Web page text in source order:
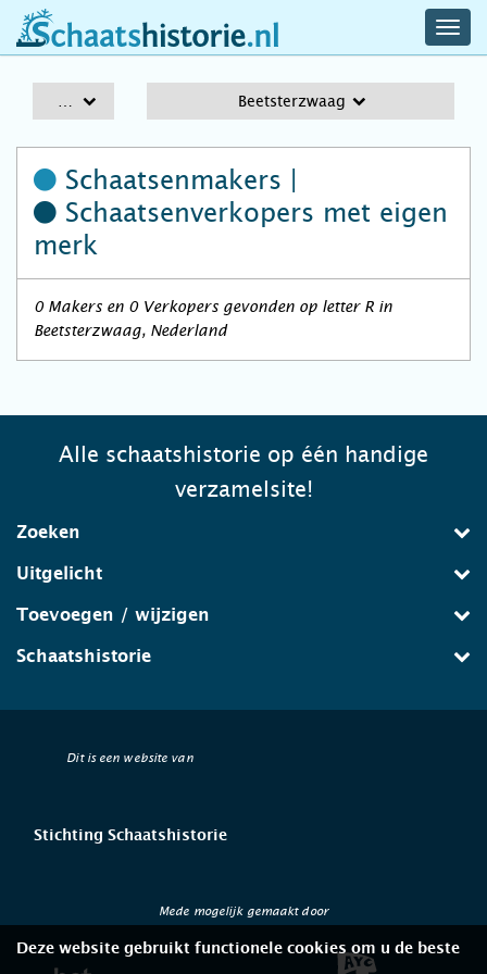
schaatshistorie.nl
Beetsterzwaag
Schaatsenmakers |
Schaatsenverkopers met eigen
merk
0 Makers en 0 Verkopers gevonden op letter R in
Beetsterzwaag, Nederland
Alle schaatshistorie op één handige
verzamelsite!
Zoeken
Uitgelicht
Toevoegen / wijzigen
Schaatshistorie
Dit is een website van
Stichting Schaatshistorie
Mede mogelijk gemaakt door
Deze website gebruikt functionele cookies om u de beste